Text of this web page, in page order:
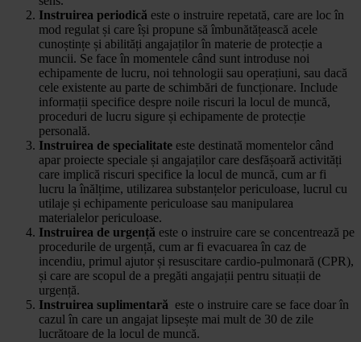
Instruirea periodică este o instruire repetată, care are loc în
mod regulat și care își propune să îmbunătățească acele
cunoștințe și abilități angajaților în materie de protecție a
muncii. Se face în momentele când sunt introduse noi
echipamente de lucru, noi tehnologii sau operațiuni, sau dacă
cele existente au parte de schimbări de funcționare. Include
informații specifice despre noile riscuri la locul de muncă,
proceduri de lucru sigure și echipamente de protecție
personală.
Instruirea de specialitate este destinată momentelor când
apar proiecte speciale și angajaților care desfășoară activități
care implică riscuri specifice la locul de muncă, cum ar fi
lucru la înălțime, utilizarea substanțelor periculoase, lucrul cu
utilaje și echipamente periculoase sau manipularea
materialelor periculoase.
Instruirea de urgență este o instruire care se concentrează pe
procedurile de urgență, cum ar fi evacuarea în caz de
incendiu, primul ajutor și resuscitare cardio-pulmonară (CPR),
și care are scopul de a pregăti angajații pentru situații de
urgență.
Instruirea suplimentară este o instruire care se face doar în
cazul în care un angajat lipsește mai mult de 30 de zile
lucrătoare de la locul de muncă.